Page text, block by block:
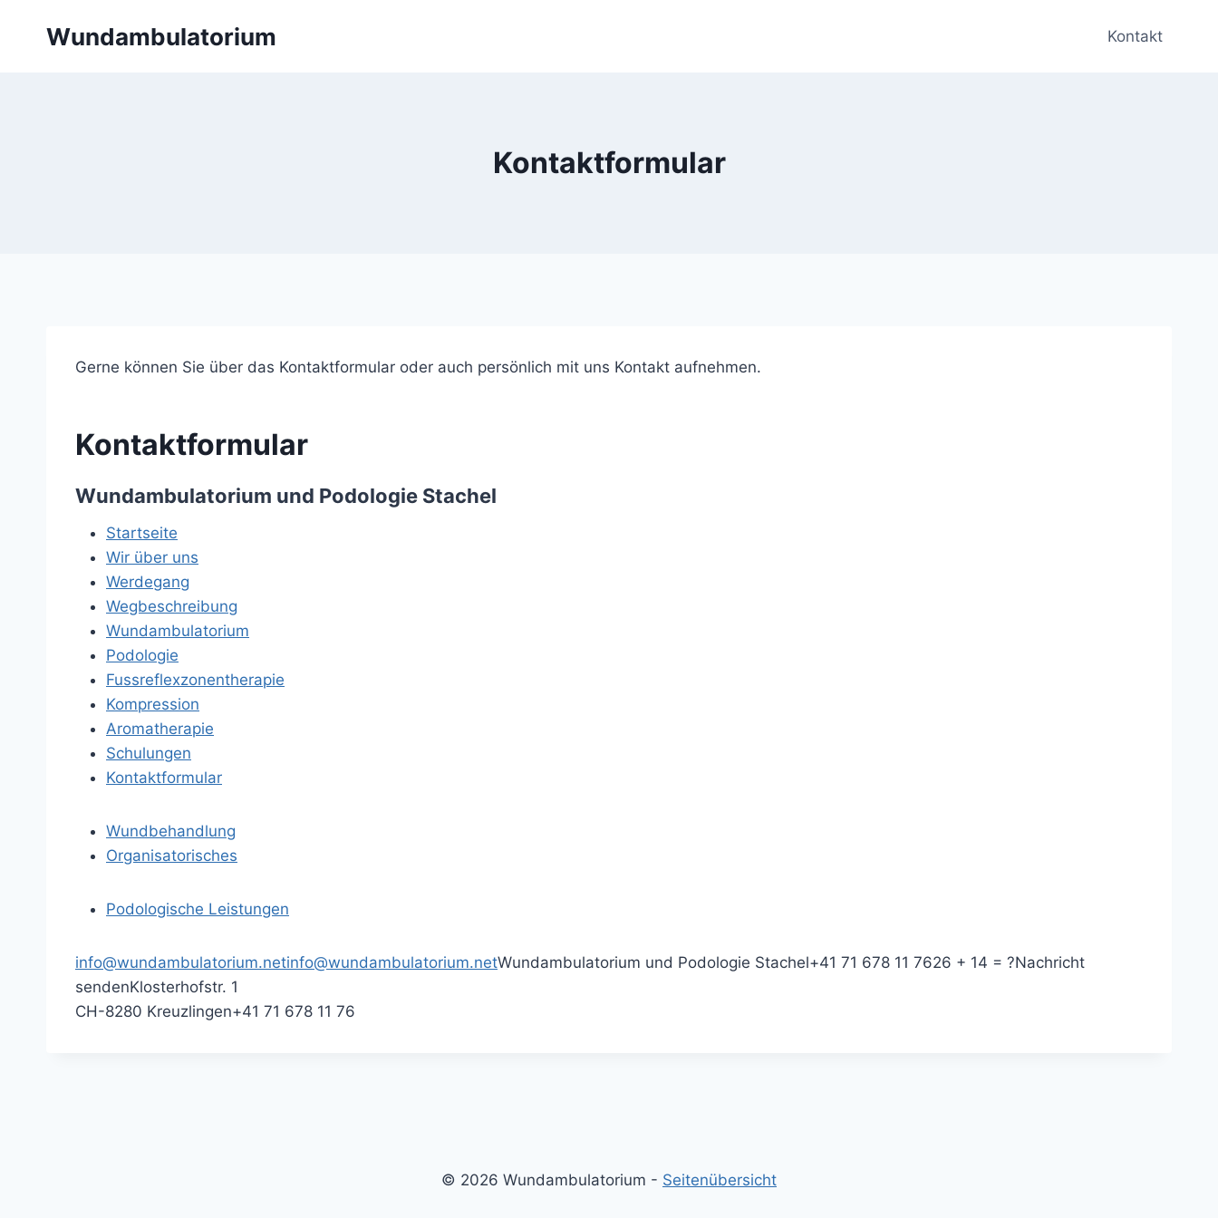
Wundambulatorium Kontakt
Kontaktformular
Gerne können Sie über das Kontaktformular oder auch persönlich mit uns Kontakt aufnehmen.
Kontaktformular
Wundambulatorium und Podologie Stachel
Startseite
Wir über uns
Werdegang
Wegbeschreibung
Wundambulatorium
Podologie
Fussreflexzonentherapie
Kompression
Aromatherapie
Schulungen
Kontaktformular
Wundbehandlung
Organisatorisches
Podologische Leistungen
info@wundambulatorium.netinfo@wundambulatorium.netWundambulatorium und Podologie Stachel+41 71 678 11 7626 + 14 = ?Nachricht
sendenKlosterhofstr. 1
CH-8280 Kreuzlingen+41 71 678 11 76
© 2026 Wundambulatorium - Seitenübersicht